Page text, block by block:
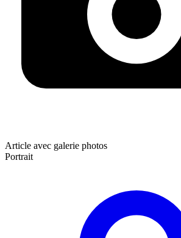
Article avec galerie photos
Portrait